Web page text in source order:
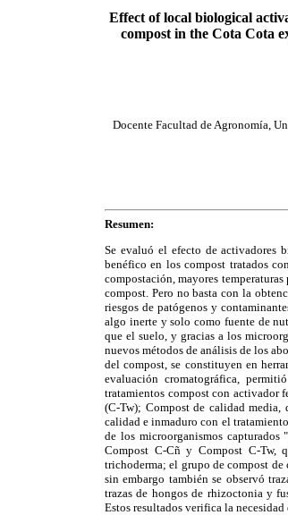
Effect of local biological
compost in the Cota Cota
Docente Facultad de Agronomía,
Resumen:
Se evaluó el efecto de activadores
benéfico en los compost tratados
compostación, mayores
compost. Pero no basta con la
riesgos de patógenos y
algo inerte y solo como fuente de
que el suelo, y gracias a los
nuevos métodos de análisis de los
del compost, se constituyen en
evaluación cromatográfica,
tratamientos compost con activador
(C-Tw); Compost de calidad media,
calidad e inmaduro con el
de los microorganismos
Compost C-Cñ y Compost C-Tw,
trichoderma; el grupo de compost
sin embargo también se observó
trazas de hongos de rhizoctonia y
Estos resultados verifica la